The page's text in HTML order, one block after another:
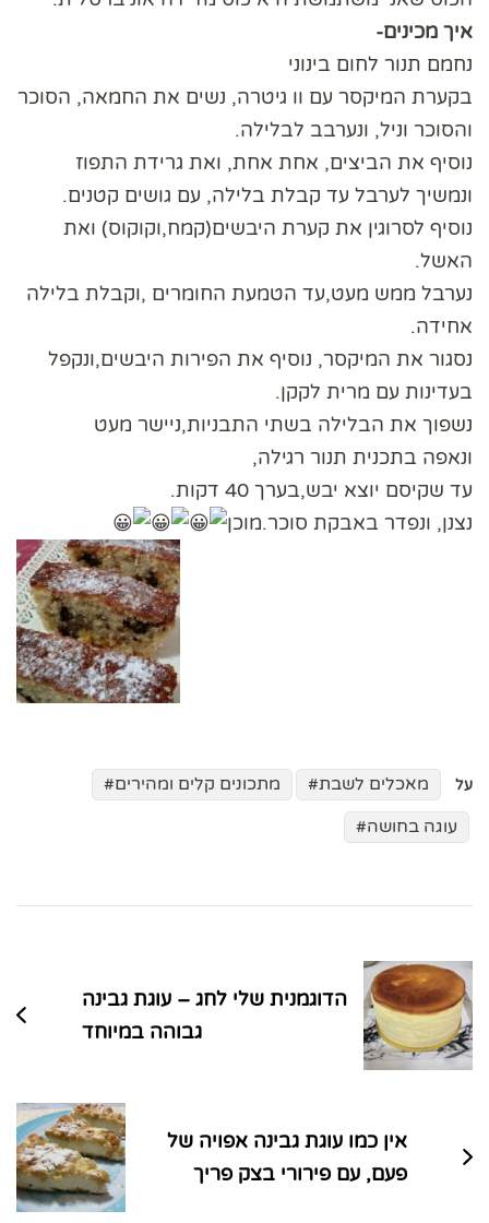
איך מכינים-
נחמם תנור לחום בינוני
בקערת המיקסר עם וו גיטרה, נשים את החמאה, הסוכר
והסוכר וניל, ונערבב לבלילה.
נוסיף את הביצים, אחת אחת, ואת גרידת התפוז
ונמשיך לערבל עד קבלת בלילה, עם גושים קטנים.
נוסיף לסרוגין את קערת היבשים(קמח,וקוקוס) ואת
האשל.
נערבל ממש מעט,עד הטמעת החומרים ,וקבלת בלילה
אחידה.
נסגור את המיקסר, נוסיף את הפירות היבשים,ונקפל
בעדינות עם מרית לקקן.
נשפוך את הבלילה בשתי התבניות,ניישר מעט
ונאפה בתכנית תנור רגילה,
עד שקיסם יוצא יבש,בערך 40 דקות.
נצנן, ונפדר באבקת סוכר.מוכן
על מאכלים לשבת
מתכונים קלים ומהירים
עוגה בחושה
בפוסטים
הדוגמנית שלי לחג – עוגת גבינה
גבוהה במיוחד
אין כמו עוגת גבינה אפויה של
פעם, עם פירורי בצק פריך